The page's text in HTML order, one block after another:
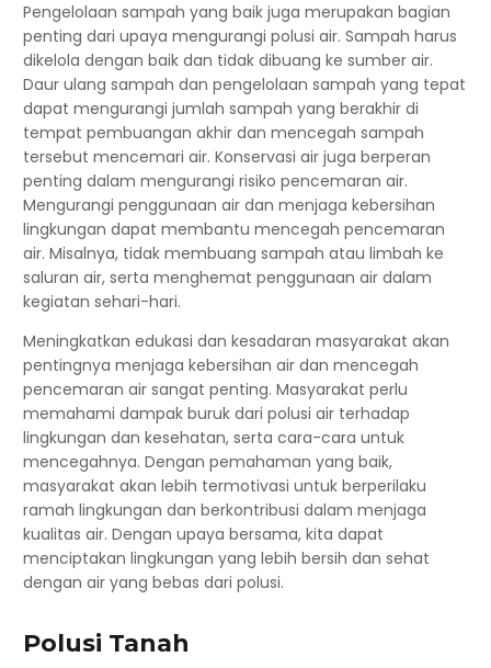
Pengelolaan sampah yang baik juga merupakan bagian
penting dari upaya mengurangi polusi air. Sampah harus
dikelola dengan baik dan tidak dibuang ke sumber air.
Daur ulang sampah dan pengelolaan sampah yang tepat
dapat mengurangi jumlah sampah yang berakhir di
tempat pembuangan akhir dan mencegah sampah
tersebut mencemari air. Konservasi air juga berperan
penting dalam mengurangi risiko pencemaran air.
Mengurangi penggunaan air dan menjaga kebersihan
lingkungan dapat membantu mencegah pencemaran
air. Misalnya, tidak membuang sampah atau limbah ke
saluran air, serta menghemat penggunaan air dalam
kegiatan sehari-hari.
Meningkatkan edukasi dan kesadaran masyarakat akan
pentingnya menjaga kebersihan air dan mencegah
pencemaran air sangat penting. Masyarakat perlu
memahami dampak buruk dari polusi air terhadap
lingkungan dan kesehatan, serta cara-cara untuk
mencegahnya. Dengan pemahaman yang baik,
masyarakat akan lebih termotivasi untuk berperilaku
ramah lingkungan dan berkontribusi dalam menjaga
kualitas air. Dengan upaya bersama, kita dapat
menciptakan lingkungan yang lebih bersih dan sehat
dengan air yang bebas dari polusi.
Polusi Tanah